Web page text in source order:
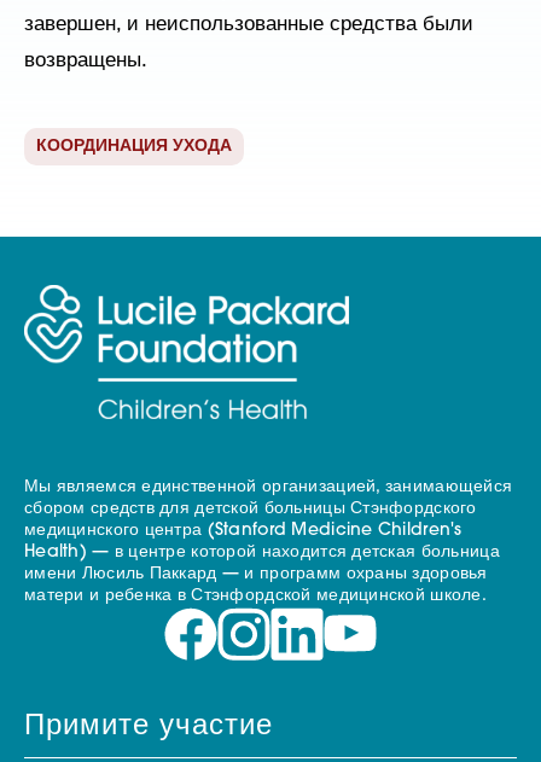
завершен, и неиспользованные средства были
возвращены.
КООРДИНАЦИЯ УХОДА
Мы являемся единственной организацией, занимающейся
сбором средств для детской больницы Стэнфордского
медицинского центра (Stanford Medicine Children's
Health) — в центре которой находится детская больница
имени Люсиль Паккард — и программ охраны здоровья
матери и ребенка в Стэнфордской медицинской школе.
Примите участие